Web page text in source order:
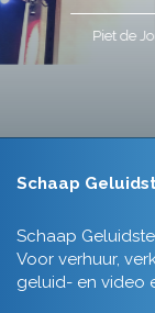
Schaap
Schaap
Voor verhuur,
geluid- en video